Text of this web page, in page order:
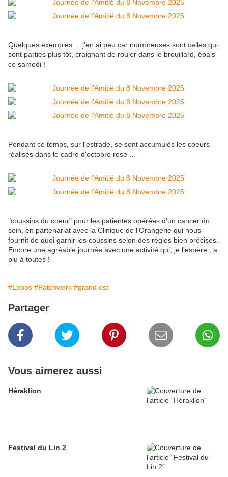
Quelques exemples ... j'en ai peu car nombreuses sont celles qui
sont parties plus tôt, craignant de rouler dans le brouillard, épais
ce samedi !
Pendant ce temps, sur l'estrade, se sont accumulés les coeurs
réalisés dans le cadre d'octobre rose ...
"coussins du coeur" pour les patientes opérées d'un cancer du
sein, en partenariat avec la Clinique de l'Orangerie qui nous
fournit de quoi garnir les coussins selon des règles bien précises.
Encore une agréable journée avec une activité qui, je l'espère , a
plu à toutes !
#Expos #Patchwork #grand est
Partager
Vous aimerez aussi
Héraklion
Festival du Lin 2